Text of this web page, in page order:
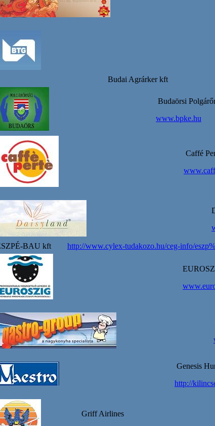
Budai Agrárker kft
Budaörsi
www.bpke.hu
Caffé
BAU kft http://www.cylex-tudakozo.hu/ceg-info/
Genesis
http://
Griff Airlines